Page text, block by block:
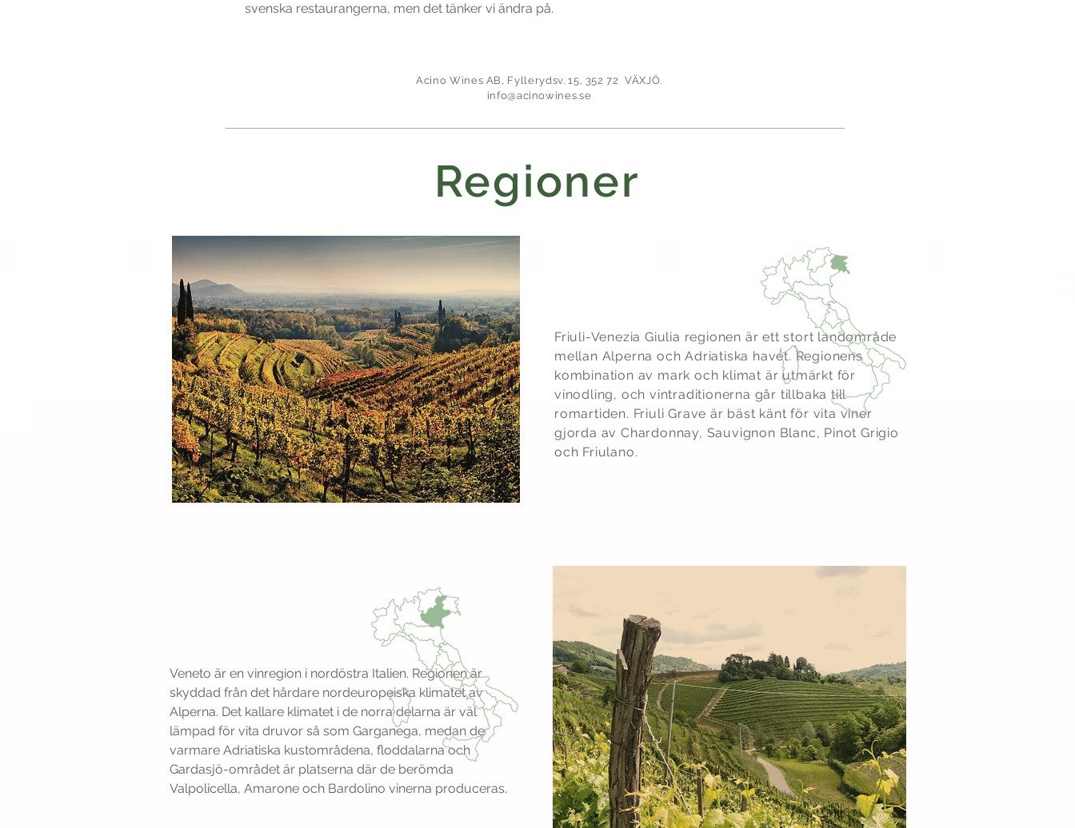
svenska restaurangerna, men det tänker vi ändra på.
Acino Wines AB, Fyllerydsv. 15, 352 72 VÄXJÖ.
info@acinowines.se
Regioner
Friuli-Venezia Giulia
Friuli-Venezia Giulia regionen är ett stort landområde
mellan Alperna och Adriatiska havet. Regionens
kombination av mark och klimat är utmärkt för
vinodling, och vintraditionerna går tillbaka till
romartiden. Friuli Grave är bäst känt för vita viner
gjorda av Chardonnay, Sauvignon Blanc, Pinot Grigio
och Friulano.
Veneto är en vinregion i nordöstra Italien. Regionen är
skyddad från det hårdare nordeuropeiska klimatet av
Alperna. Det kallare klimatet i de norra delarna är väl
lämpad för vita druvor så som Garganega, medan de
varmare Adriatiska kustområdena, floddalarna och
Gardasjö-området är platserna där de berömda
Valpolicella, Amarone och Bardolino vinerna produceras.